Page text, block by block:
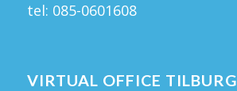
tel: 085-0601608
VIRTUAL OFFICE TILBURG